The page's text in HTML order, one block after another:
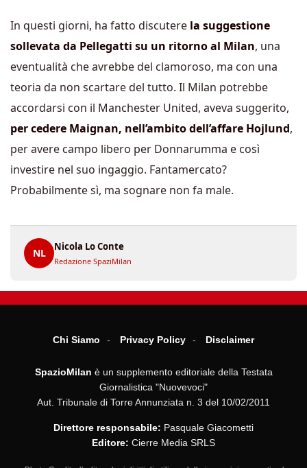
In questi giorni, ha fatto discutere la suggestione
sollevata da Pellegatti su un ritorno al Milan, una
eventualità che avrebbe del clamoroso, ma con una
teoria da non scartare del tutto. Il Milan potrebbe
accordarsi con il Manchester United, aveva suggerito,
per cedere Maignan, nell’ambito dell’affare Hojlund,
per avere campo libero per Donnarumma e così
investire nel suo ingaggio. Fantamercato?
Probabilmente sì, ma sognare non fa male.
NL
Nicola Lo Conte
Redazione SpaziMilan
Chi Siamo Privacy Policy Disclaimer
SpazioMilan è un supplemento editoriale della Testata
Giornalistica "Nuovevoci"
Aut. Tribunale di Torre Annunziata n. 3 del 10/02/2011
Direttore responsabile: Pasquale Giacometti
Editore: Cierre Media SRLS